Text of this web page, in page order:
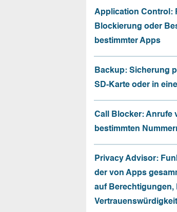
Application Control:
Blockierung oder
bestimmter Apps
Backup: Sicherung
SD-Karte oder in
Call Blocker: Anrufe
bestimmten
Privacy Advisor:
der von Apps
auf Berechtigungen,
Vertrauenswürdigkeit